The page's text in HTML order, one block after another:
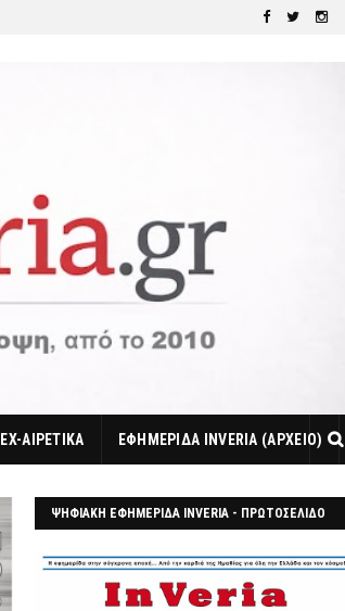
EX-ΑΙΡΕΤΙΚΑ ΕΦΗΜΕΡΙΔΑ INVERIA (ΑΡΧΕΙΟ)
ΨΗΦΙΑΚΗ ΕΦΗΜΕΡΙΔΑ INVERIA - ΠΡΩΤΟΣΕΛΙΔΟ